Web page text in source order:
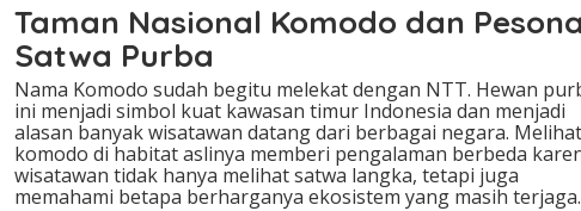
Taman Nasional Komodo dan Pesona
Satwa Purba
Nama Komodo sudah begitu melekat dengan NTT. Hewan
ini menjadi simbol kuat kawasan timur Indonesia dan menjadi
alasan banyak wisatawan datang dari berbagai negara. Melihat
komodo di habitat aslinya memberi pengalaman berbeda
wisatawan tidak hanya melihat satwa langka, tetapi juga
memahami betapa berharganya ekosistem yang masih terjaga.